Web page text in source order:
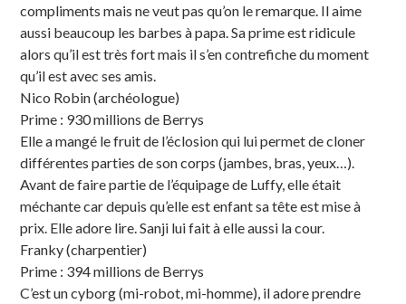
compliments mais ne veut pas qu’on le remarque. Il aime
aussi beaucoup les barbes à papa. Sa prime est ridicule
alors qu’il est très fort mais il s’en contrefiche du moment
qu’il est avec ses amis.
Nico Robin (archéologue)
Prime : 930 millions de Berrys
Elle a mangé le fruit de l’éclosion qui lui permet de cloner
différentes parties de son corps (jambes, bras, yeux…).
Avant de faire partie de l’équipage de Luffy, elle était
méchante car depuis qu’elle est enfant sa tête est mise à
prix. Elle adore lire. Sanji lui fait à elle aussi la cour.
Franky (charpentier)
Prime : 394 millions de Berrys
C’est un cyborg (mi-robot, mi-homme), il adore prendre